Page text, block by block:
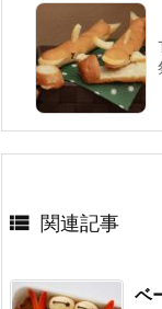
 関連記事
ベ